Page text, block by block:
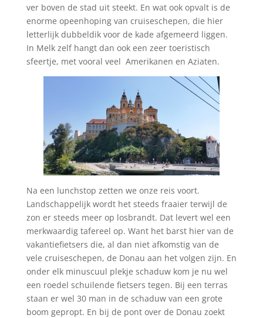
ver boven de stad uit steekt. En wat ook opvalt is de
enorme opeenhoping van cruiseschepen, die hier
letterlijk dubbeldik voor de kade afgemeerd liggen.
In Melk zelf hangt dan ook een zeer toeristisch
sfeertje, met vooral veel Amerikanen en Aziaten.
Na een lunchstop zetten we onze reis voort.
Landschappelijk wordt het steeds fraaier terwijl de
zon er steeds meer op losbrandt. Dat levert wel een
merkwaardig tafereel op. Want het barst hier van de
vakantiefietsers die, al dan niet afkomstig van de
vele cruiseschepen, de Donau aan het volgen zijn. En
onder elk minuscuul plekje schaduw kom je nu wel
een roedel schuilende fietsers tegen. Bij een terras
staan er wel 30 man in de schaduw van een grote
boom gepropt. En bij de pont over de Donau zoekt